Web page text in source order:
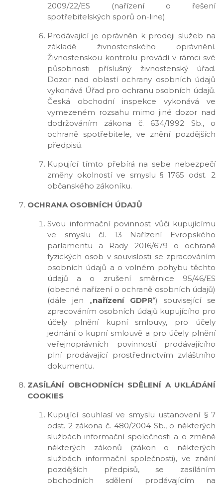
2009/22/ES (nařízení o řešení
spotřebitelských sporů on-line).
Prodávající je oprávněn k prodeji služeb na
základě živnostenského oprávnění.
Živnostenskou kontrolu provádí v rámci své
působnosti příslušný živnostenský úřad.
Dozor nad oblastí ochrany osobních údajů
vykonává Úřad pro ochranu osobních údajů.
Česká obchodní inspekce vykonává ve
vymezeném rozsahu mimo jiné dozor nad
dodržováním zákona č. 634/1992 Sb., o
ochraně spotřebitele, ve znění pozdějších
předpisů.
Kupující tímto přebírá na sebe nebezpečí
změny okolností ve smyslu § 1765 odst. 2
občanského zákoníku.
OCHRANA OSOBNÍCH ÚDAJŮ
Svou informační povinnost vůči kupujícímu
ve smyslu čl. 13 Nařízení Evropského
parlamentu a Rady 2016/679 o ochraně
fyzických osob v souvislosti se zpracováním
osobních údajů a o volném pohybu těchto
údajů a o zrušení směrnice 95/46/ES
(obecné nařízení o ochraně osobních údajů)
(dále jen „nařízení GDPR“) související se
zpracováním osobních údajů kupujícího pro
účely plnění kupní smlouvy, pro účely
jednání o kupní smlouvě a pro účely plnění
veřejnoprávních povinností prodávajícího
plní prodávající prostřednictvím zvláštního
dokumentu.
ZASÍLÁNÍ OBCHODNÍCH SDĚLENÍ A UKLÁDÁNÍ
COOKIES
Kupující souhlasí ve smyslu ustanovení § 7
odst. 2 zákona č. 480/2004 Sb., o některých
službách informační společnosti a o změně
některých zákonů (zákon o některých
službách informační společnosti), ve znění
pozdějších předpisů, se zasíláním
obchodních sdělení prodávajícím na